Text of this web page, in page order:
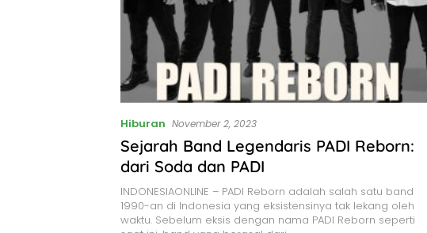
Hiburan November 2, 2023
Sejarah Band Legendaris PADI Reborn:
dari Soda dan PADI
INDONESIAONLINE – PADI Reborn adalah salah satu band
1990-an di Indonesia yang eksistensinya tak lekang oleh
waktu. Sebelum eksis dengan nama PADI Reborn seperti